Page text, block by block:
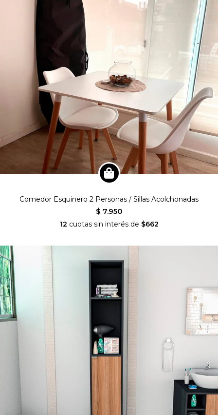
Comedor Esquinero 2 Personas / Sillas Acolchonadas
$ 7.950
12 cuotas sin interés de $662